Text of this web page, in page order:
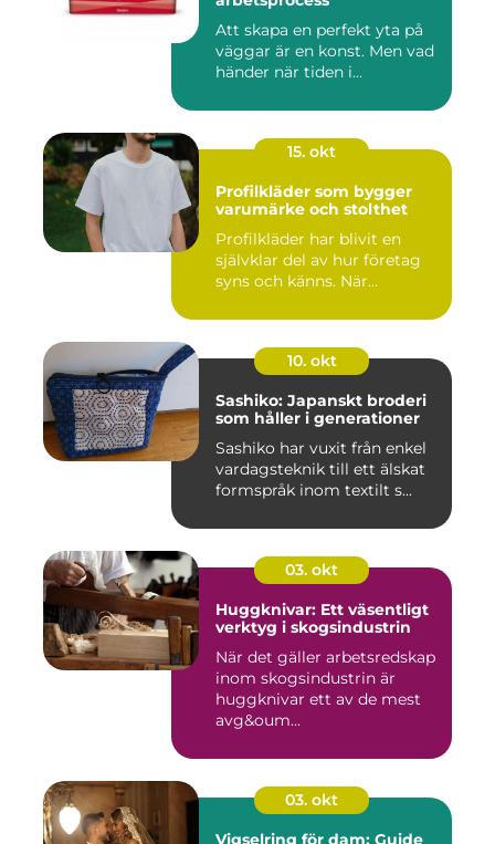
Att skapa en perfekt yta på
väggar är en konst. Men vad
händer när tiden i...
15. okt
Profilkläder som bygger
varumärke och stolthet
Profilkläder har blivit en
självklar del av hur företag
syns och känns. När...
10. okt
Sashiko: Japanskt broderi
som håller i generationer
Sashiko har vuxit från enkel
vardagsteknik till ett älskat
formspråk inom textilt s...
03. okt
Huggknivar: Ett väsentligt
verktyg i skogsindustrin
När det gäller arbetsredskap
inom skogsindustrin är
huggknivar ett av de mest
avg&oum...
03. okt
Vigselring för dam: Guide